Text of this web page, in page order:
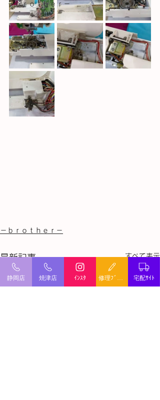
－ｂｒｏｔｈｅｒ－
－ｂｒｏｔｈｅｒ－
最新記事 すべて表示
静岡店 焼津店 ｲﾝｽﾀ 宅配ｻｲﾄ